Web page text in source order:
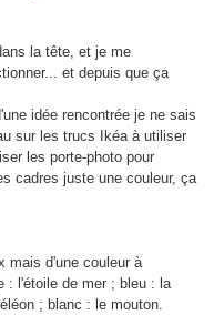
la tête, et je me
et depuis que ça
idée rencontrée je ne sais
sur les trucs Ikéa à utiliser
les porte-photo pour
cadres juste une couleur, ça
mais d'une couleur à
: l'étoile de mer ; bleu : la
; blanc : le mouton.